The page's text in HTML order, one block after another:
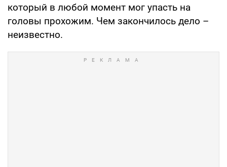
который в любой момент мог упасть на
головы прохожим. Чем закончилось дело –
неизвестно.